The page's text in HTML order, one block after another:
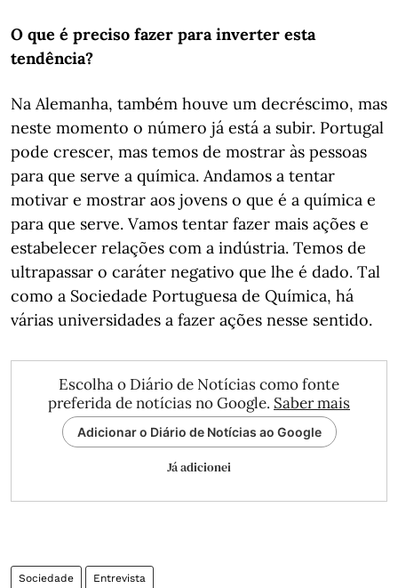
O que é preciso fazer para inverter esta
tendência?
Na Alemanha, também houve um decréscimo, mas
neste momento o número já está a subir. Portugal
pode crescer, mas temos de mostrar às pessoas
para que serve a química. Andamos a tentar
motivar e mostrar aos jovens o que é a química e
para que serve. Vamos tentar fazer mais ações e
estabelecer relações com a indústria. Temos de
ultrapassar o caráter negativo que lhe é dado. Tal
como a Sociedade Portuguesa de Química, há
várias universidades a fazer ações nesse sentido.
Escolha o Diário de Notícias como fonte
preferida de notícias no Google. Saber mais
Adicionar o Diário de Notícias ao Google
Já adicionei
Sociedade Entrevista